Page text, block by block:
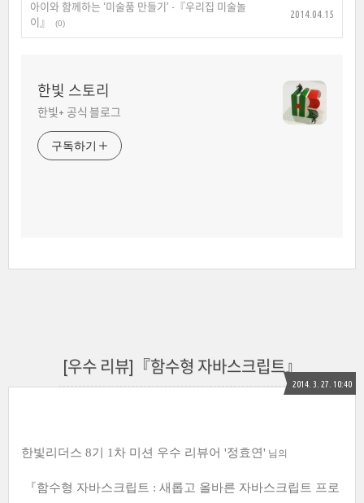
아이와 함께하는 ‘미술품 만들기’ -『우리집 미술놀
이』
(0)
2014.04.15
한빛 스토리
한빛+ 공식 블로그
구독하기
[우수 리뷰]『함수형 자바스크립트』
2014. 3. 27. 10:40
한빛리더스 8기 1차 미션 우수 리뷰어 '정효연' 님의
『함수형 자바스크립트 : 새롭고 올바른 자바스크립트 프로